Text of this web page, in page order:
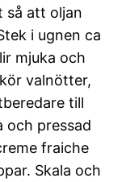
så att oljan
i ugnen ca
mjuka och
valnötter,
till
och pressad
fraiche
Skala och